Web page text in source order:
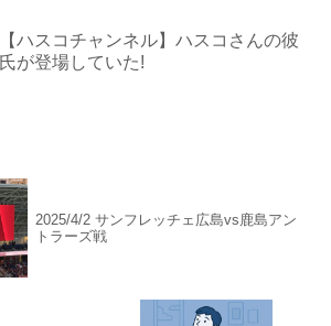
【ハスコチャンネル】ハスコさんの彼
氏が登場していた!
2025/4/2 サンフレッチェ広島vs鹿島アン
トラーズ戦